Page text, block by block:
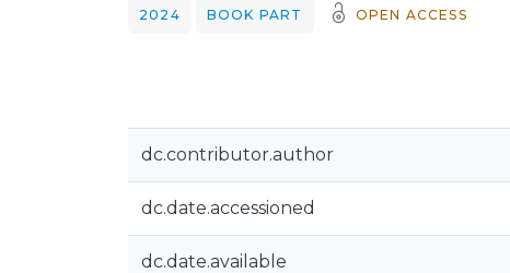
2024 BOOK PART OPEN ACCESS
dc.contributor.author
dc.date.accessioned
dc.date.available